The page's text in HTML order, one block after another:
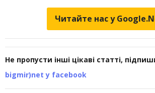
Читайте нас у
Не пропусти інші цікаві статті,
bigmir)net у facebook